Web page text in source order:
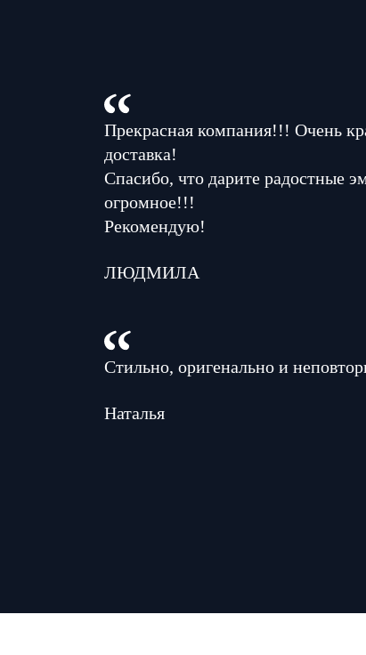
Прекрасная компания!!! Очень
доставка!
Спасибо, что дарите радостные
огромное!!!
Рекомендую!
ЛЮДМИЛА
Стильно, оригенально и
Наталья